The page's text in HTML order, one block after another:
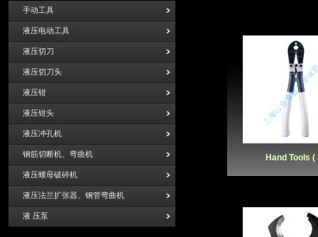
Hand Tools (
手动工具
液压电动工具
液压切刀
液压切刀头
液压钳
液压钳头
液压冲孔机
钢筋切断机、弯曲机
液压螺母破碎机
液压法兰扩张器、钢管弯曲机
液 压泵